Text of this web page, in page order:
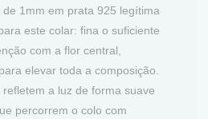
1mm em prata 925 legítima
este colar: fina o suficiente
com a flor central,
elevar toda a composição.
a luz de forma suave
percorrem o colo com